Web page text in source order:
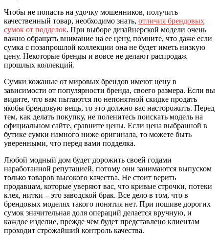
Чтобы не попасть на удочку мошенников, получить
качественный товар, необходимо знать, отличия брендовых
сумок от подделок. При выборе дизайнерской модели очень
важно обращать внимание на ее цену, помните, что даже если
сумка с позапрошлой коллекции она не будет иметь низкую
цену. Некоторые бренды и вовсе не делают распродаж
прошлых коллекций.
Сумки кожаные от мировых брендов имеют цену в
зависимости от популярности бренда, своего размера. Если вы
видите, что вам пытаются по непонятной скидке продать
якобы брендовую вещь, то это должно вас насторожить. Перед
тем, как делать покупку, не поленитесь поискать модель на
официальном сайте, сравните цены. Если цена выбранной в
бутике сумки намного ниже оригинала, то можете быть
уверенными, что перед вами подделка.
Любой модный дом будет дорожить своей годами
наработанной репутацией, потому они занимаются выпуском
только товаров высокого качества. Не стоит верить
продавцам, которые уверяют вас, что кривые строчки, потеки
клея, нитки – это заводской брак. Все дело в том, что в
брендовых моделях такого понятия нет. При пошиве дорогих
сумок значительная доля операций делается вручную, и
каждое изделие, прежде чем будет представлено клиентам
проходит строжайший контроль качества.